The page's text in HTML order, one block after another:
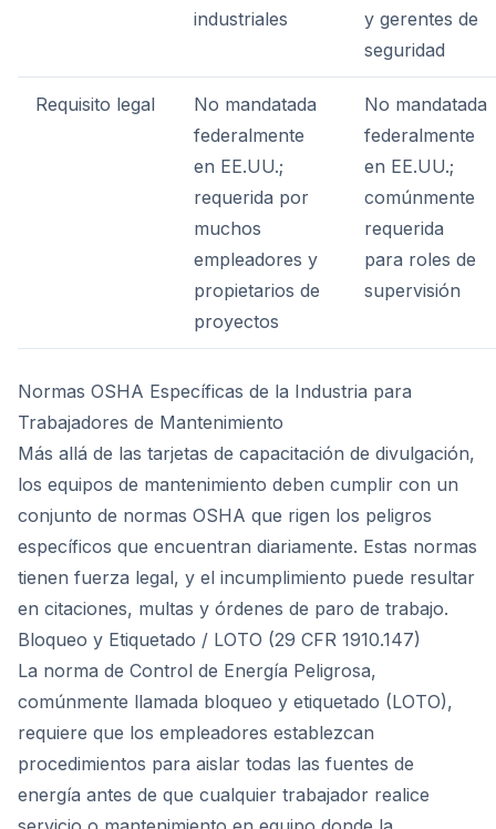
industriales
y gerentes de
seguridad
Requisito legal
No mandatada
federalmente
en EE.UU.;
requerida por
muchos
empleadores y
propietarios de
proyectos
No mandatada
federalmente
en EE.UU.;
comúnmente
requerida
para roles de
supervisión
Normas OSHA Específicas de la Industria para
Trabajadores de Mantenimiento
Más allá de las tarjetas de capacitación de divulgación,
los equipos de mantenimiento deben cumplir con un
conjunto de normas OSHA que rigen los peligros
específicos que encuentran diariamente. Estas normas
tienen fuerza legal, y el incumplimiento puede resultar
en citaciones, multas y órdenes de paro de trabajo.
Bloqueo y Etiquetado / LOTO (29 CFR 1910.147)
La norma de Control de Energía Peligrosa,
comúnmente llamada bloqueo y etiquetado (LOTO),
requiere que los empleadores establezcan
procedimientos para aislar todas las fuentes de
energía antes de que cualquier trabajador realice